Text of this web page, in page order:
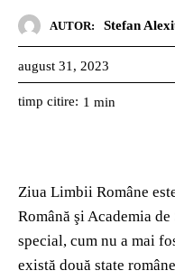
AUTOR: Stefan
august 31, 2023
timp citire: 1 min
Ziua Limbii Române
Română şi Academia
special, cum nu a mai
există două state